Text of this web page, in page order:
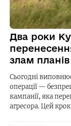
Два роки
злам
Сьогодні
операції —
кампанії, яка
агресора. Цей